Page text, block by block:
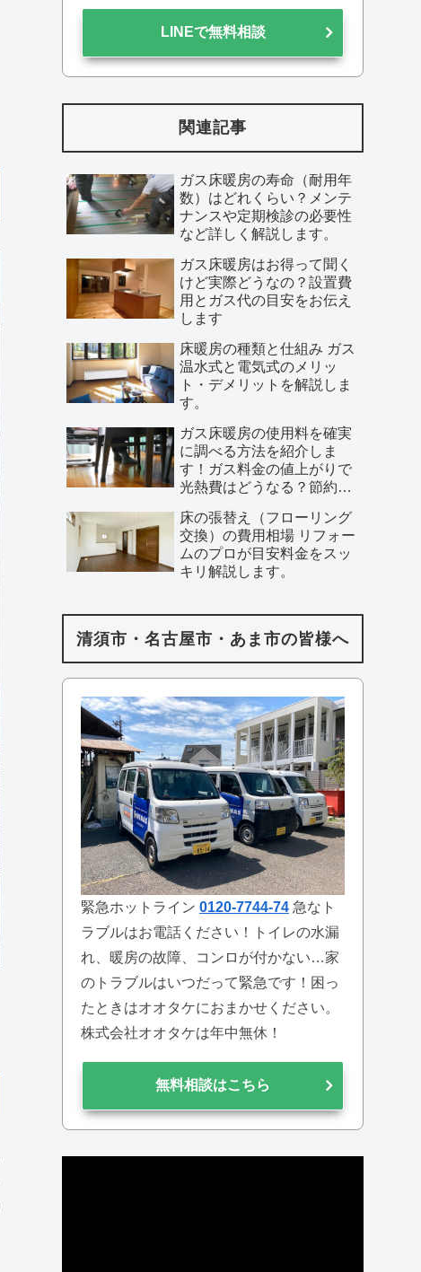
LINEで無料相談
関連記事
ガス床暖房の寿命（耐用年
数）はどれくらい？メンテ
ナンスや定期検診の必要性
など詳しく解説します。
ガス床暖房はお得って聞く
けど実際どうなの？設置費
用とガス代の目安をお伝え
します
床暖房の種類と仕組み ガス
温水式と電気式のメリッ
ト・デメリットを解説しま
す。
ガス床暖房の使用料を確実
に調べる方法を紹介しま
す！ガス料金の値上がりで
光熱費はどうなる？節約方
床の張替え（フローリング
交換）の費用相場 リフォー
ムのプロが目安料金をスッ
キリ解説します。
清須市・名古屋市・あま市の皆様へ
緊急ホットライン 0120-7744-74 急なト
ラブルはお電話ください！トイレの水漏
れ、暖房の故障、コンロが付かない…家
のトラブルはいつだって緊急です！困っ
たときはオオタケにおまかせください。
株式会社オオタケは年中無休！
無料相談はこちら